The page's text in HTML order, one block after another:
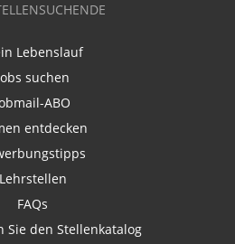
Lebenslauf
suchen
ABO
entdecken
Lehrstellen
FAQs
Sie den Stellenkatalog